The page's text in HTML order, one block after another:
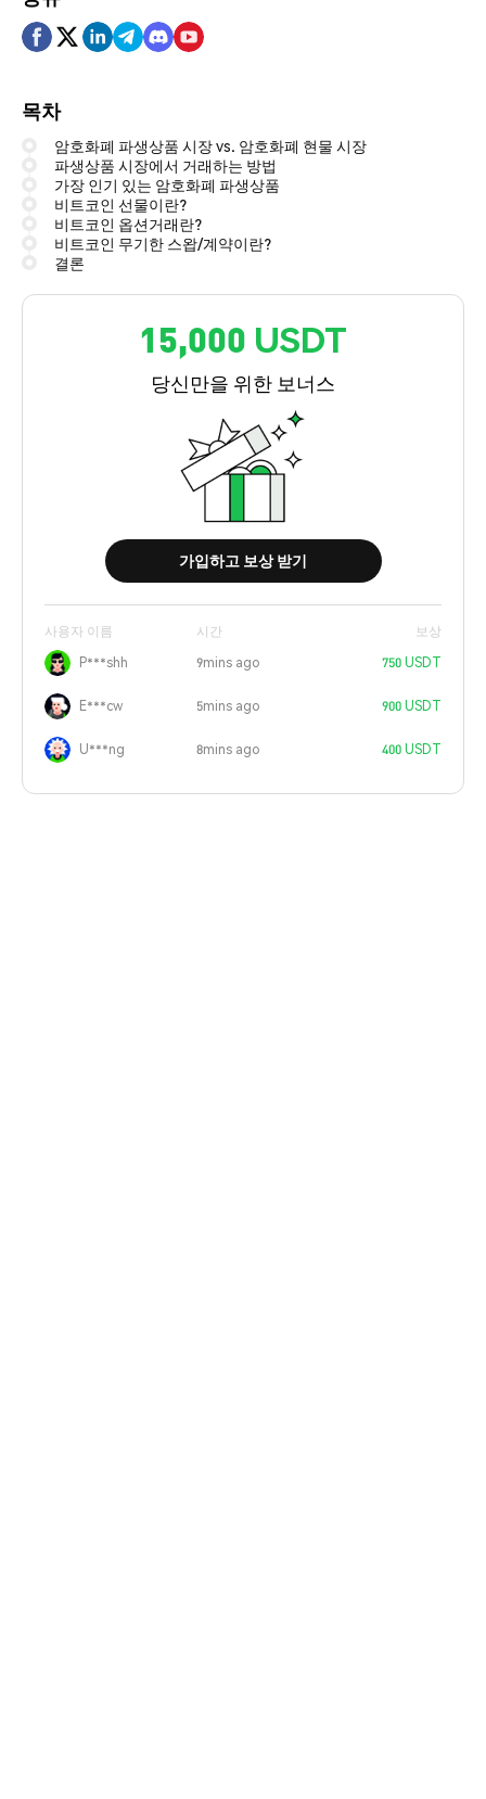
목차
암호화폐 파생상품 시장 vs. 암호화폐 현물 시장
파생상품 시장에서 거래하는 방법
가장 인기 있는 암호화폐 파생상품
비트코인 선물이란?
비트코인 옵션거래란?
비트코인 무기한 스왑/계약이란?
결론
15,000 USDT
당신만을 위한 보너스
가입하고 보상 받기
사용자 이름 시간
보상
P***shh
9mins ago 750 USDT
E***cw 5mins ago 900 USDT
U***ng 8mins ago 400 USDT